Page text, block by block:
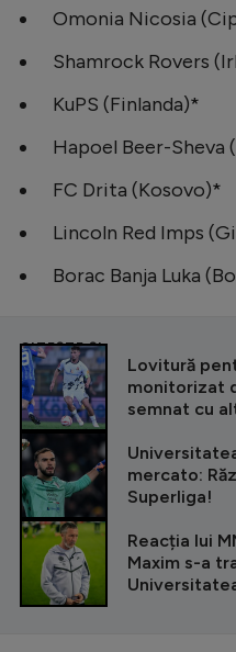
Omonia Nicosia
Shamrock Rovers
KuPS (Finlanda)*
Hapoel Beer-Sheva
FC Drita (Kosovo)*
Lincoln Red Imps
Borac Banja Luka
CITEȘTE ȘI
Lovitură
monitorizat
semnat cu
mercato:
Superliga!
Reacția lui
Maxim s-a